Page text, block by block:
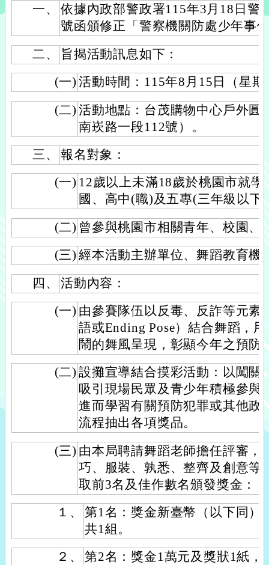
一、
依據內政部警政署115年3月18日警
號函頒修正「警察機關防處少年事
二、
旨揭活動訊息如下：
(一) 活動時間：115年8月15日（星
(二) 活動地點：台茂購物中心戶外圓
南崁路一段112號）。
三、
報名對象：
(一) 12歲以上未滿18歲於桃園市就
國、高中(職)及五專(三年級以下
(二) 曾參與桃園市相關青年、校園、
(三) 經本活動主辦單位、舞蹈教育機
四、
活動內容：
(一) 由參賽隊伍以反毒、反詐等元素
語或Ending Pose）結合舞蹈，
鬧的舞風呈現，彰顯今年之預防
(二) 設攤宣導結合摸彩活動：以闖關
吸引現場民眾及青少年積極參與
進而學習有關預防犯罪或其他政
流程抽出各項獎品。
(三) 由本局聘請舞蹈老師擔任評審，
巧、服裝、孰悉、整齊及創意等
取前3名及佳作數名頒發獎金：
１、
第1名：獎金新臺幣（以下同）
共1組。
２、
第2名：獎金1萬元及獎狀1紙，